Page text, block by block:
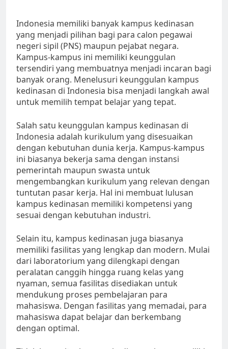
Indonesia memiliki banyak kampus kedinasan
yang menjadi pilihan bagi para calon pegawai
negeri sipil (PNS) maupun pejabat negara.
Kampus-kampus ini memiliki keunggulan
tersendiri yang membuatnya menjadi incaran bagi
banyak orang. Menelusuri keunggulan kampus
kedinasan di Indonesia bisa menjadi langkah awal
untuk memilih tempat belajar yang tepat.
Salah satu keunggulan kampus kedinasan di
Indonesia adalah kurikulum yang disesuaikan
dengan kebutuhan dunia kerja. Kampus-kampus
ini biasanya bekerja sama dengan instansi
pemerintah maupun swasta untuk
mengembangkan kurikulum yang relevan dengan
tuntutan pasar kerja. Hal ini membuat lulusan
kampus kedinasan memiliki kompetensi yang
sesuai dengan kebutuhan industri.
Selain itu, kampus kedinasan juga biasanya
memiliki fasilitas yang lengkap dan modern. Mulai
dari laboratorium yang dilengkapi dengan
peralatan canggih hingga ruang kelas yang
nyaman, semua fasilitas disediakan untuk
mendukung proses pembelajaran para
mahasiswa. Dengan fasilitas yang memadai, para
mahasiswa dapat belajar dan berkembang
dengan optimal.